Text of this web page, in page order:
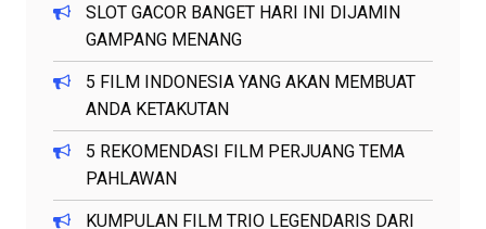
SLOT GACOR BANGET HARI INI DIJAMIN
GAMPANG MENANG
5 FILM INDONESIA YANG AKAN MEMBUAT
ANDA KETAKUTAN
5 REKOMENDASI FILM PERJUANG TEMA
PAHLAWAN
KUMPULAN FILM TRIO LEGENDARIS DARI